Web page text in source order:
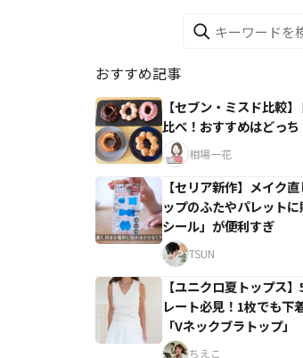
おすすめ記事
【セブン・ミスド比較
比べ！おすすめはどっち
相場一花
【セリア新作】メイク
ップのふたやパレット
シール」が便利すぎ
TSUN
【ユニクロ夏トップス
レート必見！1枚でも下
「Vネックブラトップ」
ちえこ